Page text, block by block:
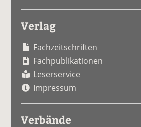
Verlag
Fachzeitschriften
Fachpublikationen
Leserservice
Impressum
Verbände